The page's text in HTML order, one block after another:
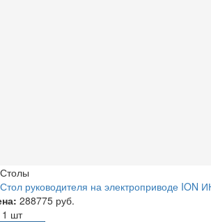
Столы
Стол руководителя на электроприводе ION
288775 руб.
1 шт